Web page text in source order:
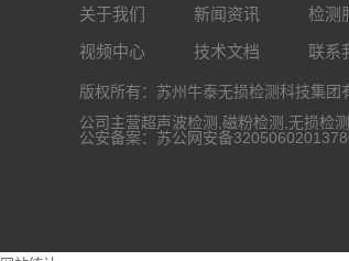
关于我们 新闻资讯 检测
视频中心
技术文档 联系
版权所有：苏州牛泰无损检测科技集
公司主营超声波检测 磁粉检测 无损检测
公安备案： 苏公网安备